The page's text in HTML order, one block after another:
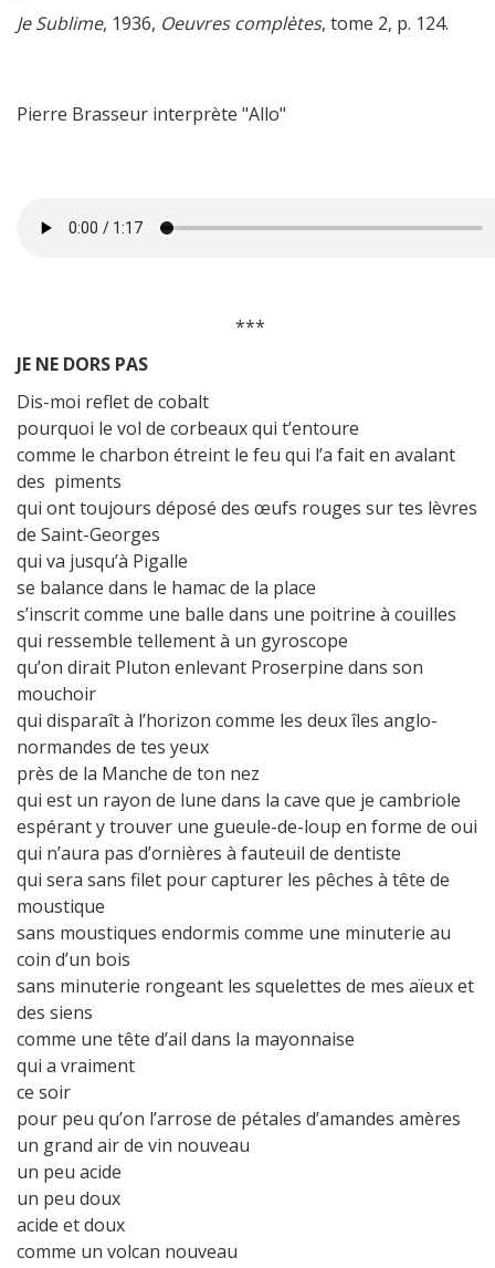
Je Sublime, 1936, Oeuvres complètes, tome 2, p. 124.
Pierre Brasseur interprète "Allo"
***
JE NE DORS PAS
Dis-moi reflet de cobalt
pourquoi le vol de corbeaux qui t’entoure
comme le charbon étreint le feu qui l’a fait en avalant
des piments
qui ont toujours déposé des œufs rouges sur tes lèvres
de Saint-Georges
qui va jusqu’à Pigalle
se balance dans le hamac de la place
s’inscrit comme une balle dans une poitrine à couilles
qui ressemble tellement à un gyroscope
qu’on dirait Pluton enlevant Proserpine dans son
mouchoir
qui disparaît à l’horizon comme les deux îles anglo-
normandes de tes yeux
près de la Manche de ton nez
qui est un rayon de lune dans la cave que je cambriole
espérant y trouver une gueule-de-loup en forme de oui
qui n’aura pas d’ornières à fauteuil de dentiste
qui sera sans filet pour capturer les pêches à tête de
moustique
sans moustiques endormis comme une minuterie au
coin d’un bois
sans minuterie rongeant les squelettes de mes aïeux et
des siens
comme une tête d’ail dans la mayonnaise
qui a vraiment
ce soir
pour peu qu’on l’arrose de pétales d’amandes amères
un grand air de vin nouveau
un peu acide
un peu doux
acide et doux
comme un volcan nouveau